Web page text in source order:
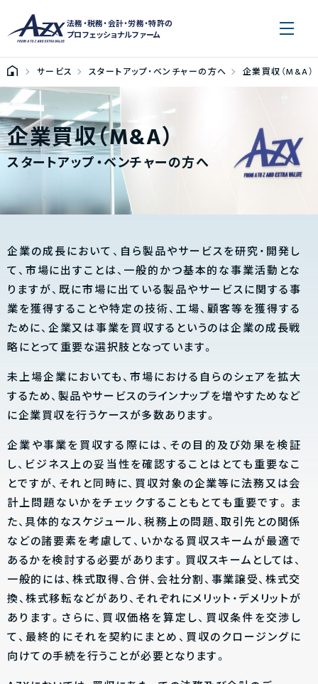
法務・税務・会計・労務・特許の
プロフェッショナルファーム
サービス スタートアップ・ベンチャーの方へ 企業買収（M&A）
企業買収（M&A）
スタートアップ・ベンチャーの方へ
企業の成長において、自ら製品やサービスを研究・開発し
て、市場に出すことは、一般的かつ基本的な事業活動とな
りますが、既に市場に出ている製品やサービスに関する事
業を獲得することや特定の技術、工場、顧客等を獲得する
ために、企業又は事業を買収するというのは企業の成長戦
略にとって重要な選択肢となっています。
未上場企業においても、市場における自らのシェアを拡大
するため、製品やサービスのラインナップを増やすためなど
に企業買収を行うケースが多数あります。
企業や事業を買収する際には、その目的及び効果を検証
し、ビジネス上の妥当性を確認することはとても重要なこ
とですが、それと同時に、買収対象の企業等に法務又は会
計上問題ないかをチェックすることもとても重要です。ま
た、具体的なスケジュール、税務上の問題、取引先との関係
などの諸要素を考慮して、いかなる買収スキームが最適で
あるかを検討する必要があります。買収スキームとしては、
一般的には、株式取得、合併、会社分割、事業譲受、株式交
換、株式移転などがあり、それぞれにメリット・デメリットが
あります。さらに、買収価格を算定し、買収条件を交渉し
て、最終的にそれを契約にまとめ、買収のクロージングに
向けての手続を行うことが必要となります。